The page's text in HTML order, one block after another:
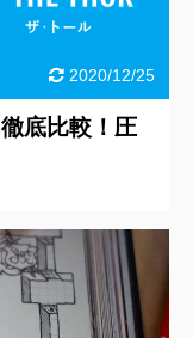
2020/12/25
底比較！圧